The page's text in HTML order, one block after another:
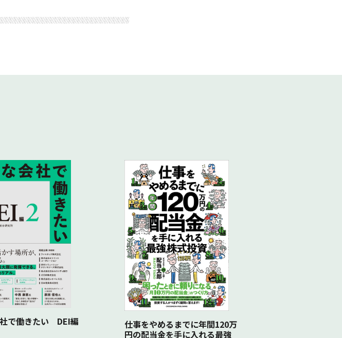
で働きたい DEI編
仕事をやめるまでに年間120万
円の配当金を手に入れる最強